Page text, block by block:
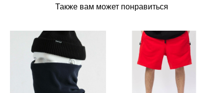
Также вам может понравиться